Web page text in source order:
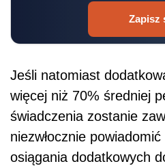
Zapisz
Jeśli natomiast
więcej niż 70% średniej
świadczenia zostanie
niezwłocznie
osiągania dodatkowych